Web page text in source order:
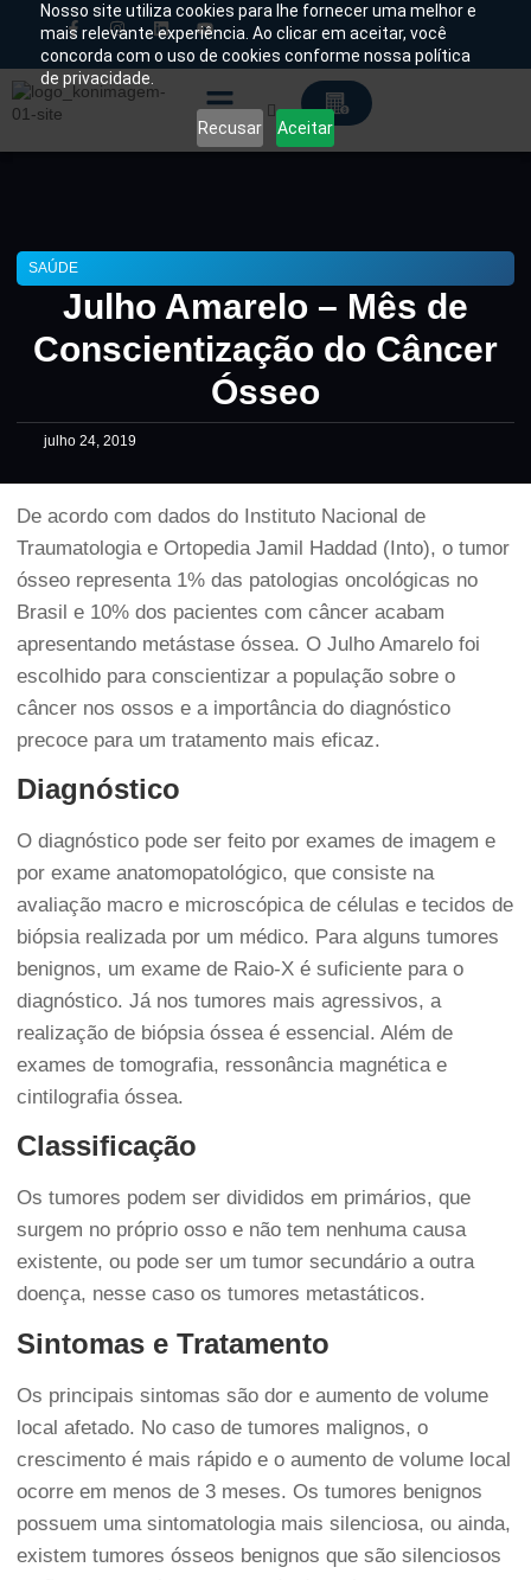
Nosso site utiliza cookies para lhe fornecer uma melhor e
mais relevante experiência. Ao clicar em aceitar, você
concorda com o uso de cookies conforme nossa política
de privacidade.
Recusar Aceitar
SAÚDE
Julho Amarelo – Mês de
Conscientização do Câncer
Ósseo
julho 24, 2019
De acordo com dados do Instituto Nacional de
Traumatologia e Ortopedia Jamil Haddad (Into), o tumor
ósseo representa 1% das patologias oncológicas no
Brasil e 10% dos pacientes com câncer acabam
apresentando metástase óssea. O Julho Amarelo foi
escolhido para conscientizar a população sobre o
câncer nos ossos e a importância do diagnóstico
precoce para um tratamento mais eficaz.
Diagnóstico
O diagnóstico pode ser feito por exames de imagem e
por exame anatomopatológico, que consiste na
avaliação macro e microscópica de células e tecidos de
biópsia realizada por um médico. Para alguns tumores
benignos, um exame de Raio-X é suficiente para o
diagnóstico. Já nos tumores mais agressivos, a
realização de biópsia ósseaé essencial. Além de
exames de tomografia, ressonância magnéticae
cintilografia óssea.
Classificação
Os tumores podem ser divididos em primários, que
surgem no próprio osso e não tem nenhuma causa
existente, ou pode ser um tumor secundário a outra
doença, nesse caso os tumores metastáticos.
Sintomas e Tratamento
Os principais sintomas são dor e aumento de volume
local afetado. No caso de tumores malignos, o
crescimento é mais rápido e o aumento de volume local
ocorre em menos de 3 meses. Os tumores benignos
possuem uma sintomatologia mais silenciosa, ou ainda,
existem tumores ósseos benignos que são silenciosos